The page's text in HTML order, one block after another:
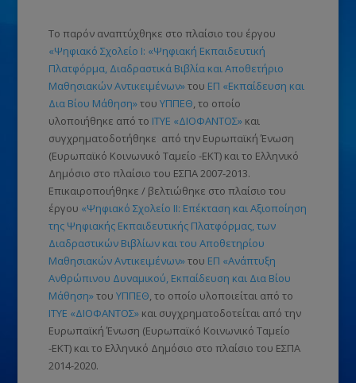
Το παρόν αναπτύχθηκε στο πλαίσιο του έργου
«Ψηφιακό Σχολείο Ι: «Ψηφιακή Εκπαιδευτική
Πλατφόρμα, Διαδραστικά Βιβλία και Αποθετήριο
Μαθησιακών Αντικειμένων»του ΕΠ «Εκπαίδευση και
Δια Βίου Μάθηση»του ΥΠΠΕΘ, το οποίο
υλοποιήθηκε από το ΙΤΥΕ «ΔΙΟΦΑΝΤΟΣ»και
συγχρηματοδοτήθηκε από την Ευρωπαϊκή Ένωση
(Ευρωπαϊκό Κοινωνικό Ταμείο -ΕΚΤ)και το Ελληνικό
Δημόσιο στο πλαίσιο του ΕΣΠΑ 2007-2013.
Επικαιροποιήθηκε / βελτιώθηκε στο πλαίσιο του
έργου «Ψηφιακό Σχολείο ΙΙ: Επέκταση και Αξιοποίηση
της Ψηφιακής Εκπαιδευτικής Πλατφόρμας, των
Διαδραστικών Βιβλίων και του Αποθετηρίου
Μαθησιακών Αντικειμένων»του ΕΠ «Ανάπτυξη
Ανθρώπινου Δυναμικού, Εκπαίδευση και Δια Βίου
Μάθηση»του ΥΠΠΕΘ, το οποίο υλοποιείται από το
ΙΤΥΕ «ΔΙΟΦΑΝΤΟΣ»και συγχρηματοδοτείται από την
Ευρωπαϊκή Ένωση (Ευρωπαϊκό Κοινωνικό Ταμείο
-ΕΚΤ)και το Ελληνικό Δημόσιο στο πλαίσιο του ΕΣΠΑ
2014-2020.